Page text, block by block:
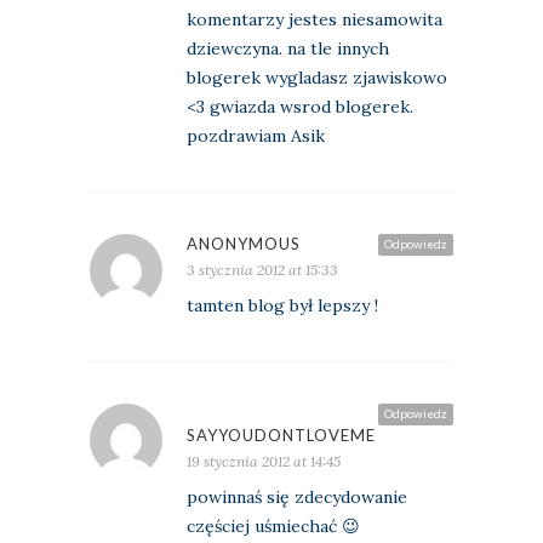
komentarzy jestes niesamowita
dziewczyna. na tle innych
blogerek wygladasz zjawiskowo
<3 gwiazda wsrod blogerek.
pozdrawiam Asik
Odpowiedz
ANONYMOUS
3 stycznia 2012 at 15:33
tamten blog był lepszy !
Odpowiedz
SAYYOUDONTLOVEME
19 stycznia 2012 at 14:45
powinnaś się zdecydowanie
częściej uśmiechać 😉